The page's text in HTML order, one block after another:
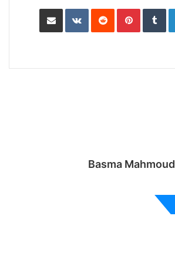
LinkedIn
Pinterest مشاركة عبر البريد
Basma Mahmoud